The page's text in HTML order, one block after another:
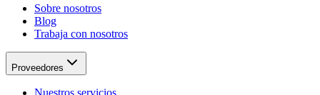
Sobre nosotros
Blog
Trabaja con nosotros
Proveedores
Nuestros servicios